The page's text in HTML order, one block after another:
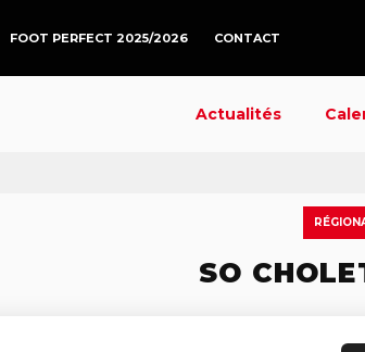
FOOT PERFECT 2025/2026 CONTACT
Actualités
SO